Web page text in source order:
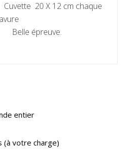
20 X 12 cm chaque
épreuve.
entier
(à votre charge)